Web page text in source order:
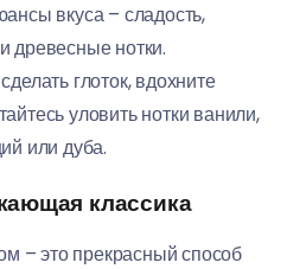
вкуса – сладость,
древесные нотки.
глоток, вдохните
уловить нотки ванили,
или дуба.
классика
– это прекрасный способ